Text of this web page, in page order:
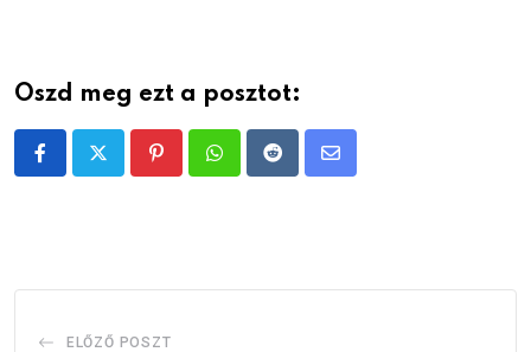
Oszd meg ezt a posztot:
PinterestWhatsappRedditShare
ELŐZŐ POSZT